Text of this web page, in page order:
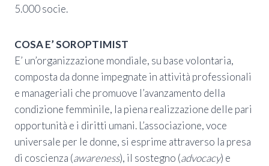
5.000 socie.
COSA E’ SOROPTIMIST
E’ un’organizzazione mondiale, su base volontaria,
composta da donne impegnate in attività professionali
e manageriali che promuove l’avanzamento della
condizione femminile, la piena realizzazione delle pari
opportunità e i diritti umani. L’associazione, voce
universale per le donne, si esprime attraverso la presa
di coscienza (awareness), il sostegno (advocacy) e